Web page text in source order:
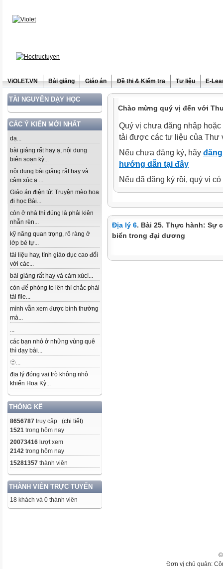
ViOLET.VN Bài giảng Giáo án Đề thi & Kiểm tra Tư liệu E-
TÀI NGUYÊN DẠY HỌC
CÁC Ý KIẾN MỚI NHẤT
dạ...
bài giảng rất hay ạ, nội dung
biên soạn kỳ...
nội dung bài giảng rất hay và
cảm xúc ạ ...
Giáo án điện tử: Truyện mèo hoa
đi học Bài...
còn ở nhà thì đúng là phải kiên
nhẫn rèn...
kỹ năng quan trọng, rõ ràng ở
lớp bé tự...
tài liệu hay, tính giáo dục cao đối
với các...
bài giảng rất hay và cảm xúc!...
còn để phóng to lên thì chắc phải
tải file...
mình vẫn xem được bình thường
mà...
...
các bạn nhỏ ở những vùng quê
thì dạy bài...
🫥...
địa lý đóng vai trò không nhỏ
khiến Hoa Kỳ...
THỐNG KÊ
8656787 truy cập (chi tiết)
1521 trong hôm nay
20073416 lượt xem
2142 trong hôm nay
15281357 thành viên
THÀNH VIÊN TRỰC TUYẾN
18 khách và 0 thành viên
Chào mừng quý vị đến với
Quý vị chưa đăng nhập
tải được các tư liệu của Thư
Nếu chưa đăng ký, hãy
hướng dẫn tại đây
Nếu đã đăng ký rồi, quý vị
Địa lý 6. Bài 25. Thực hành: Sự
biển trong đại dương
Đơn vị chủ quản: